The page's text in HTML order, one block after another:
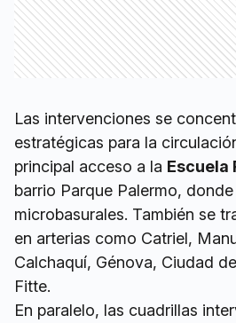
Las intervenciones se
estratégicas para la
principal acceso a la Escuela
barrio Parque Palermo,
microbasurales. También se
en arterias como Catriel,
Calchaquí, Génova, Ciudad
Fitte.
En paralelo, las cuadrillas